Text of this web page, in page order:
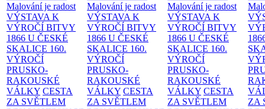
Malování je radost
VÝSTAVA K
VÝROČÍ BITVY
1866 U ČESKÉ
SKALICE 160.
VÝROČÍ
PRUSKO-
RAKOUSKÉ
VÁLKY CESTA
ZA SVĚTLEM
Malování je radost
VÝSTAVA K
VÝROČÍ BITVY
1866 U ČESKÉ
SKALICE 160.
VÝROČÍ
PRUSKO-
RAKOUSKÉ
VÁLKY CESTA
ZA SVĚTLEM
Malování je radost
VÝSTAVA K
VÝROČÍ BITVY
1866 U ČESKÉ
SKALICE 160.
VÝROČÍ
PRUSKO-
RAKOUSKÉ
VÁLKY CESTA
ZA SVĚTLEM
ZA